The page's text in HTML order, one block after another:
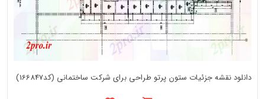
دانلود نقشه جزئیات ستون پرتو طراحی برای شرکت ساختمانی (کد166847)